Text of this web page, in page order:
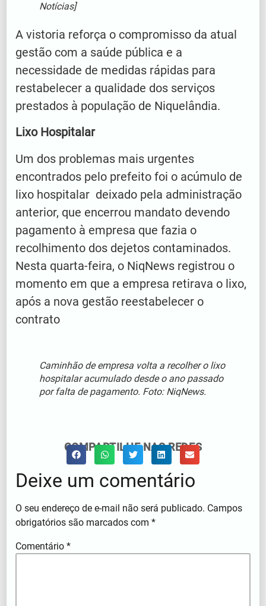
Notícias]
A vistoria reforça o compromisso da atual
gestão com a saúde pública e a
necessidade de medidas rápidas para
restabelecer a qualidade dos serviços
prestados à população de Niquelândia.
Lixo Hospitalar
Um dos problemas mais urgentes
encontrados pelo prefeito foi o acúmulo de
lixo hospitalar deixado pela administração
anterior, que encerrou mandato devendo
pagamento à empresa que fazia o
recolhimento dos dejetos contaminados.
Nesta quarta-feira, o NiqNews registrou o
momento em que a empresa retirava o lixo,
após a nova gestão reestabelecer o
contrato
Caminhão de empresa volta a recolher o lixo
hospitalar acumulado desde o ano passado
por falta de pagamento. Foto: NiqNews.
COMPARTILHE NAS REDES
Deixe um comentário
O seu endereço de e-mail não será publicado. Campos
obrigatórios são marcados com*
Comentário*